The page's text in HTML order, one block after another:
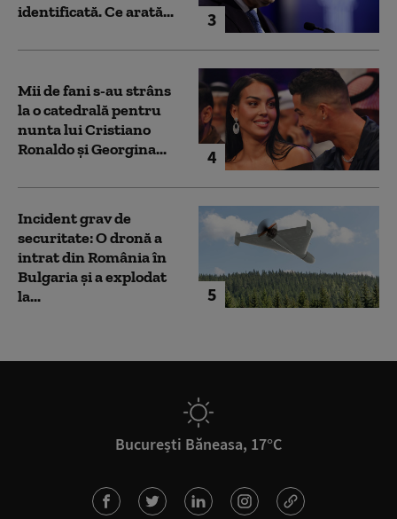
3
identificată. Ce arată...
4
Mii de fani s-au strâns
la o catedrală pentru
nunta lui Cristiano
Ronaldo şi Georgina...
5
Incident grav de
securitate: O dronă a
intrat din România în
Bulgaria şi a explodat
la...
București Băneasa, 17°C